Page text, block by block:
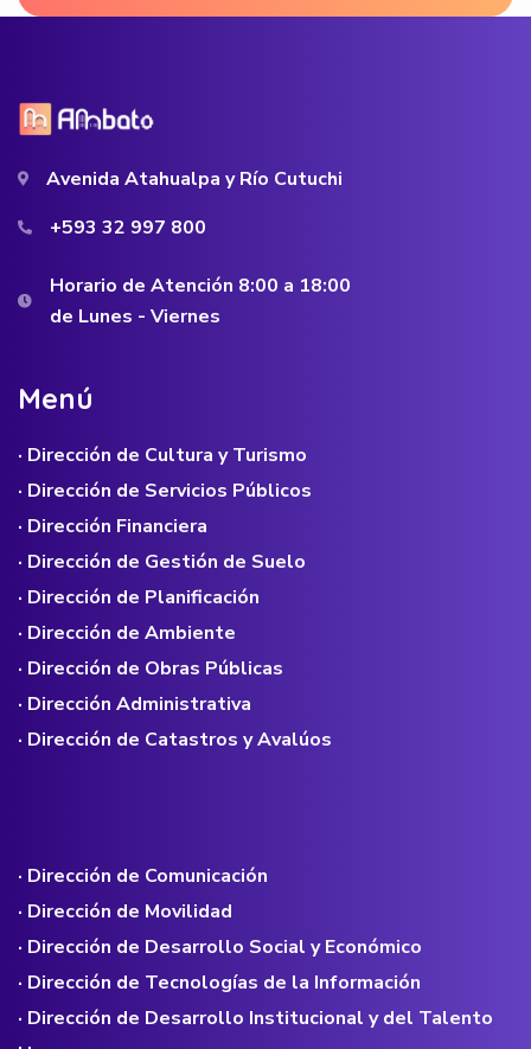
Avenida Atahualpa y Río Cutuchi
+593 32 997 800
Horario de Atención 8:00 a 18:00
de Lunes - Viernes
Menú
· Dirección de Cultura y Turismo
· Dirección de Servicios Públicos
· Dirección Financiera
· Dirección de Gestión de Suelo
· Dirección de Planificación
· Dirección de Ambiente
· Dirección de Obras Públicas
· Dirección Administrativa
· Dirección de Catastros y Avalúos
· Dirección de Comunicación
· Dirección de Movilidad
· Dirección de Desarrollo Social y Económico
· Dirección de Tecnologías de la Información
· Dirección de Desarrollo Institucional y del Talento